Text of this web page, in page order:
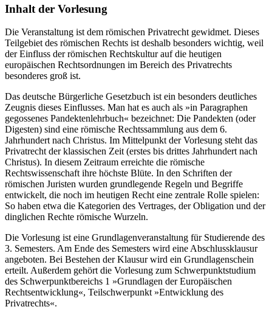
Inhalt der Vorlesung
Die Veranstaltung ist dem römischen Privatrecht gewidmet. Dieses
Teilgebiet des römischen Rechts ist deshalb besonders wichtig, weil
der Einfluss der römischen Rechtskultur auf die heutigen
europäischen Rechtsordnungen im Bereich des Privatrechts
besonderes groß ist.
Das deutsche Bürgerliche Gesetzbuch ist ein besonders deutliches
Zeugnis dieses Einflusses. Man hat es auch als »in Paragraphen
gegossenes Pandektenlehrbuch« bezeichnet: Die Pandekten (oder
Digesten) sind eine römische Rechtssammlung aus dem 6.
Jahrhundert nach Christus. Im Mittelpunkt der Vorlesung steht das
Privatrecht der klassischen Zeit (erstes bis drittes Jahrhundert nach
Christus). In diesem Zeitraum erreichte die römische
Rechtswissenschaft ihre höchste Blüte. In den Schriften der
römischen Juristen wurden grundlegende Regeln und Begriffe
entwickelt, die noch im heutigen Recht eine zentrale Rolle spielen:
So haben etwa die Kategorien des Vertrages, der Obligation und der
dinglichen Rechte römische Wurzeln.
Die Vorlesung ist eine Grundlagenveranstaltung für Studierende des
3. Semesters. Am Ende des Semesters wird eine Abschlussklausur
angeboten. Bei Bestehen der Klausur wird ein Grundlagenschein
erteilt. Außerdem gehört die Vorlesung zum Schwerpunktstudium
des Schwerpunktbereichs 1 »Grundlagen der Europäischen
Rechtsentwicklung«, Teilschwerpunkt »Entwicklung des
Privatrechts«.